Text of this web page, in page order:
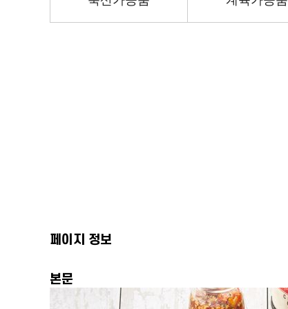
페이지 정보
본문